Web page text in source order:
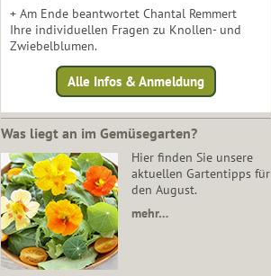
+ Am Ende beantwortet Chantal Remmert
Ihre individuellen Fragen zu Knollen- und
Zwiebelblumen.
Alle Infos & Anmeldung
Was liegt an im Gemüsegarten?
Hier finden Sie unsere
aktuellen Gartentipps für
den August.
mehr…